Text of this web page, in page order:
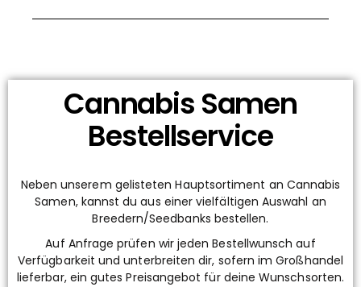
Cannabis Samen
Bestellservice
Neben unserem gelisteten Hauptsortiment an Cannabis
Samen, kannst du aus einer vielfältigen Auswahl an
Breedern/Seedbanks bestellen.
Auf Anfrage prüfen wir jeden Bestellwunsch auf
Verfügbarkeit und unterbreiten dir, sofern im Großhandel
lieferbar, ein gutes Preisangebot für deine Wunschsorten.